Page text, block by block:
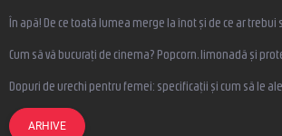
În apă! De ce toată lumea merge la înot și de ce ar trebui
Cum să vă bucurați de cinema? Popcorn, limonadă și
Dopuri de urechi pentru femei: specificații și cum să le
ARHIVE